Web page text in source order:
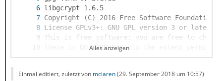
Alles anzeigen
Einmal editiert, zuletzt von mclaren(29. September 2018 um 10:57)